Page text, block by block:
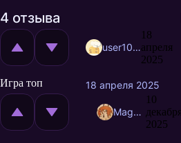
4 отзыва
user10066314
18
апреля
2025
Игра топ
18 апреля 2025
MagnificentMrFox
10
декабря
2025